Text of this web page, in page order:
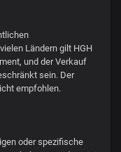
Ländern gilt HGH
und der Verkauf
sein. Der
empfohlen.
oder spezifische